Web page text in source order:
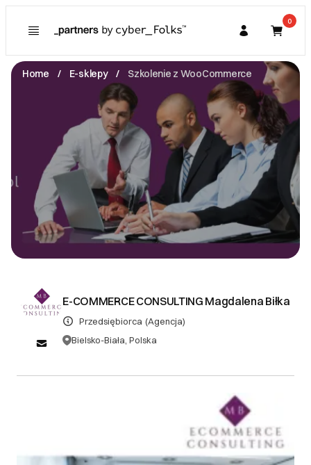
Kupujący
Partner
0
Home E-sklepy Szkolenie z WooCommerce
E-COMMERCE CONSULTING Magdalena Biłka
Przedsiębiorca (Agencja)
Bielsko-Biała, Polska
Poznaj
Prawa konsumenta
I. Dane Sprzedającego
E-COMMERCE CONSULTING Magdalena Biłka
Mikołaja Reja 18/34 -
43-300 Bielsko-Biała
NIP: 9372550581
biuro@ecommerceconsulting.com.pl
Zobacz email
II. Anulacje zamówień i zwroty
III. Gwarancja oraz reklamacje